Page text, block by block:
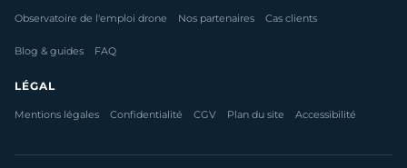
Observatoire de l'emploi drone Nos partenaires Cas clients
Blog & guides FAQ
LÉGAL
Mentions légales Confidentialité CGV Plan du site Accessibilité